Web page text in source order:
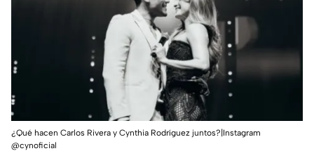
¿Qué hacen Carlos Rivera y Cynthia Rodríguez juntos?|Instagram
@cynoficial